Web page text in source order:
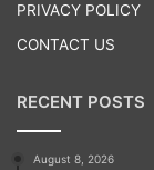
PRIVACY POLICY
CONTACT US
RECENT POSTS
August 8, 2026